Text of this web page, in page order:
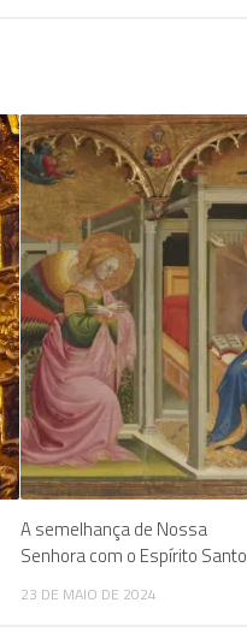
A semelhança de Nossa
Senhora com o Espírito Santo
23 DE MAIO DE 2024